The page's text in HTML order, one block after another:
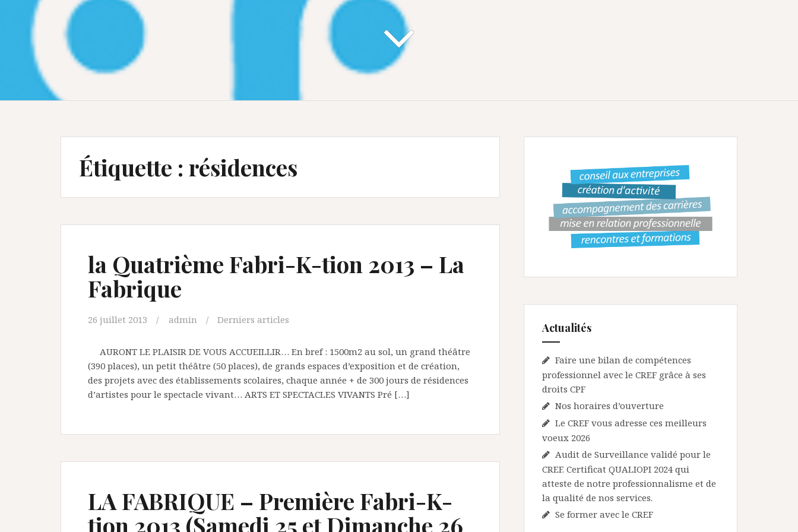
Étiquette : résidences
la Quatrième Fabri-K-tion 2013 – La
Fabrique
26 juillet 2013 admin Derniers articles
AURONT LE PLAISIR DE VOUS ACCUEILLIR… En bref : 1500m2 au sol, un grand théâtre
(390 places), un petit théâtre (50 places), de grands espaces d’exposition et de création,
des projets avec des établissements scolaires, chaque année + de 300 jours de résidences
d’artistes pour le spectacle vivant… ARTS ET SPECTACLES VIVANTS Pré […]
LA FABRIQUE – Première Fabri-K-
tion 2013 (Samedi 25 et Dimanche 26
Actualités
Faire une bilan de compétences
professionnel avec le CREF grâce à ses
droits CPF
Nos horaires d’ouverture
Le CREF vous adresse ces meilleurs
voeux 2026
Audit de Surveillance validé pour le
CREF. Certificat QUALIOPI 2024 qui
atteste de notre professionnalisme et de
la qualité de nos services.
Se former avec le CREF